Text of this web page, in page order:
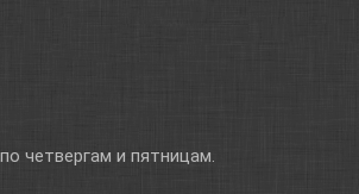
четвергам и пятницам.